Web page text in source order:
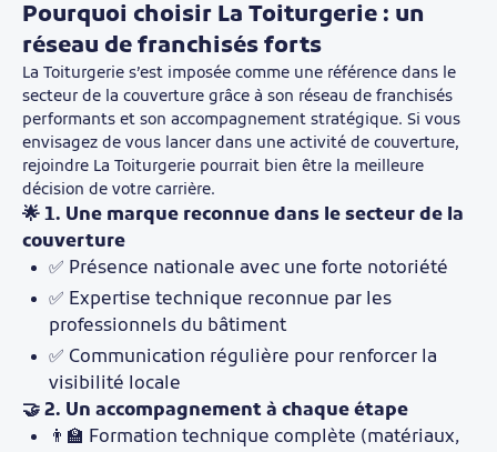
Pourquoi choisir La Toiturgerie : un
réseau de franchisés forts
La Toiturgerie s’est imposée comme une référence dans le
secteur de la couverture grâce à son réseau de franchisés
performants et son accompagnement stratégique. Si vous
envisagez de vous lancer dans une activité de couverture,
rejoindre La Toiturgerie pourrait bien être la meilleure
décision de votre carrière.
🌟 1. Une marque reconnue dans le secteur de la
couverture
✅ Présence nationale avec une forte notoriété
✅ Expertise technique reconnue par les
professionnels du bâtiment
✅ Communication régulière pour renforcer la
visibilité locale
🤝 2. Un accompagnement à chaque étape
👨‍🏫 Formation technique complète (matériaux,